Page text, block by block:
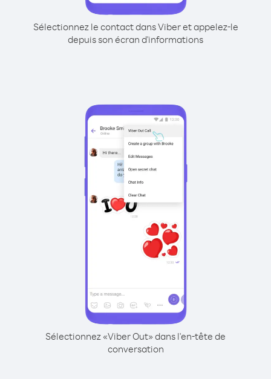
Sélectionnez le contact dans Viber et appelez-le
depuis son écran d'informations
Sélectionnez «Viber Out» dans l'en-tête de
conversation